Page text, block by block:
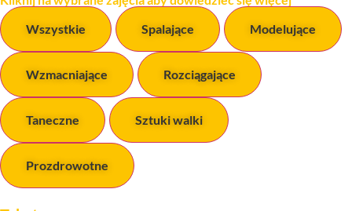
Wszystkie
Spalające Modelujące
Wzmacniające Rozciągające
Taneczne Sztuki walki
Prozdrowotne